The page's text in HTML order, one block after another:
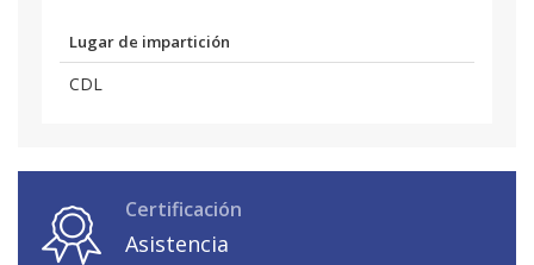
Lugar de impartición
CDL
Certificación
Asistencia